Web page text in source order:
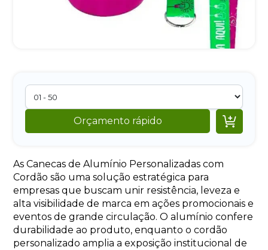
Orçamento rápido 
As Canecas de Alumínio Personalizadas com
Cordão são uma solução estratégica para
empresas que buscam unir resistência, leveza e
alta visibilidade de marca em ações promocionais e
eventos de grande circulação. O alumínio confere
durabilidade ao produto, enquanto o cordão
personalizado amplia a exposição institucional de